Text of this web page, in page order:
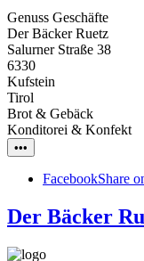
Genuss Geschäfte
Der Bäcker Ruetz
Salurner Straße 38
6330
Kufstein
Tirol
Brot & Gebäck
Konditorei & Konfekt
•••
FacebookShare
Der Bäcker